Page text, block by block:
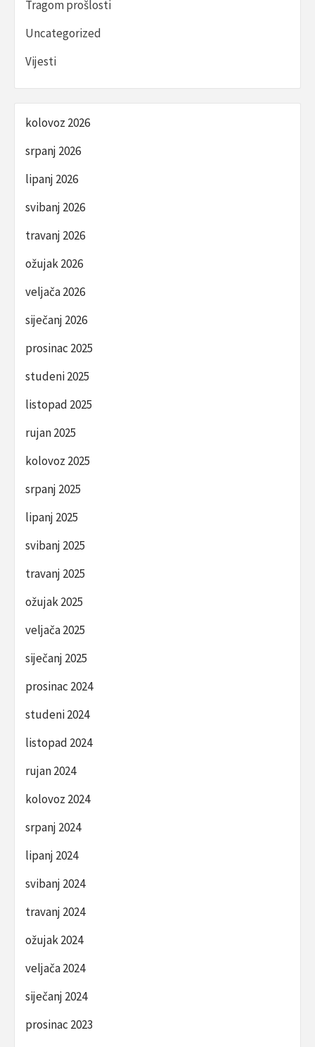
Tragom prošlosti
Uncategorized
Vijesti
kolovoz 2026
srpanj 2026
lipanj 2026
svibanj 2026
travanj 2026
ožujak 2026
veljača 2026
siječanj 2026
prosinac 2025
studeni 2025
listopad 2025
rujan 2025
kolovoz 2025
srpanj 2025
lipanj 2025
svibanj 2025
travanj 2025
ožujak 2025
veljača 2025
siječanj 2025
prosinac 2024
studeni 2024
listopad 2024
rujan 2024
kolovoz 2024
srpanj 2024
lipanj 2024
svibanj 2024
travanj 2024
ožujak 2024
veljača 2024
siječanj 2024
prosinac 2023